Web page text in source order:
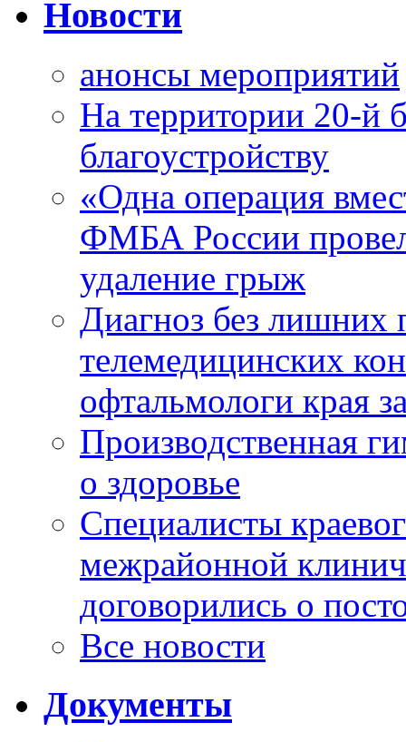
Новости
анонсы мероприятий
На территории 20-й
благоустройству
«Одна операция
ФМБА России
удаление грыж
Диагноз без лишних
телемедицинских
офтальмологи края
Производственная
о здоровье
Специалисты
межрайонной
договорились о
Все новости
Документы